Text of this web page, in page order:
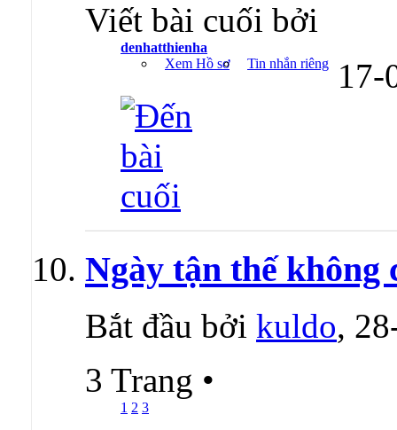
Viết bài cuối bởi
denhatthienha
Xem Hồ sơ
Tin nhắn riêng
Ngày tận thế không
Bắt đầu bởi kuldo,
3 Trang •
1 2 3